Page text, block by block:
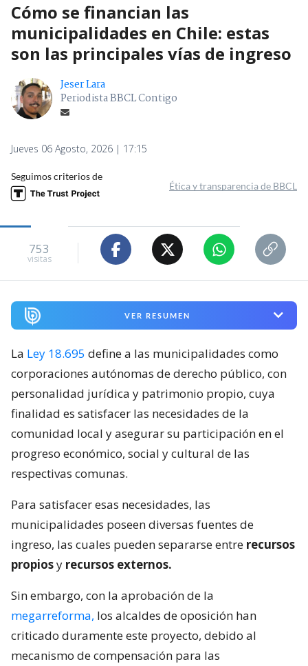
Cómo se financian las
municipalidades en Chile: estas
son las principales vías de ingreso
Jeser Lara
Periodista BBCL Contigo
Jueves 06 Agosto, 2026 | 17:15
Seguimos criterios de
Ética y transparencia de BBCL
753
visitas
VER RESUMEN
La Ley 18.695 define a las municipalidades como
corporaciones autónomas de derecho público, con
personalidad jurídica y patrimonio propio, cuya
finalidad es satisfacer las necesidades de la
comunidad local y asegurar su participación en el
progreso económico, social y cultural de las
respectivas comunas.
Para satisfacer esas necesidades, las
municipalidades poseen diversas fuentes de
ingreso, las cuales pueden separarse entre recursos
propiosy recursos externos.
Sin embargo, con la aprobación de la
megarreforma, los alcaldes de oposición han
criticado duramente este proyecto, debido al
mecanismo de compensación para las